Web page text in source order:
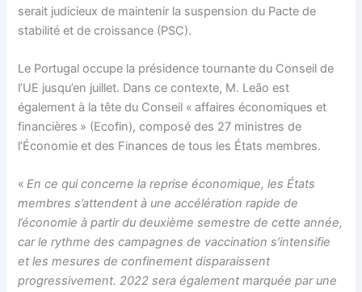
serait judicieux de maintenir la suspension du Pacte de
stabilité et de croissance (PSC).
Le Portugal occupe la présidence tournante du Conseil de
l’UE jusqu’en juillet. Dans ce contexte, M. Leão est
également à la tête du Conseil « affaires économiques et
financières » (Ecofin), composé des 27 ministres de
l’Économie et des Finances de tous les États membres.
«En ce qui concerne la reprise économique, les États
membres s’attendent à une accélération rapide de
l’économie à partir du deuxième semestre de cette année,
car le rythme des campagnes de vaccination s’intensifie
et les mesures de confinement disparaissent
progressivement. 2022 sera également marquée par une